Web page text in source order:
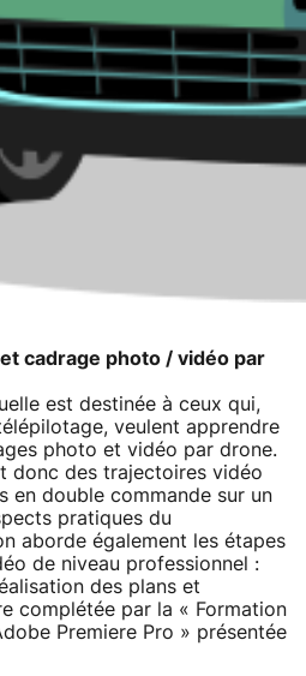
cadrage photo / vidéo par
est destinée à ceux qui,
veulent apprendre
photo et vidéo par drone.
donc des trajectoires vidéo
en double commande sur un
pratiques du
aborde également les étapes
de niveau professionnel :
des plans et
complétée par la « Formation
Premiere Pro » présentée